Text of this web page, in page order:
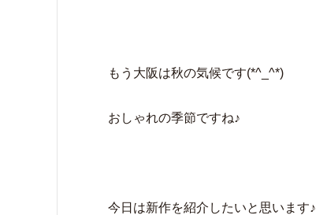
もう大阪は秋の気候です(*^_^*)
おしゃれの季節ですね♪
今日は新作を紹介したいと思います♪